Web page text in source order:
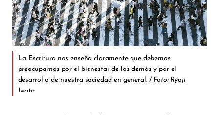
La Escritura nos enseña claramente que debemos
preocuparnos por el bienestar de los demás y por el
desarrollo de nuestra sociedad en general. / Foto: Ryoji
Iwata